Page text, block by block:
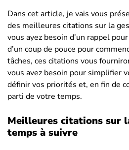
Dans cet article, je vais vous
des meilleures citations sur la
vous ayez besoin d’un rappel
d’un coup de pouce pour
tâches, ces citations vous
vous avez besoin pour simplifier
définir vos priorités et, en fin de
parti de votre temps.
Meilleures citations sur
temps à suivre